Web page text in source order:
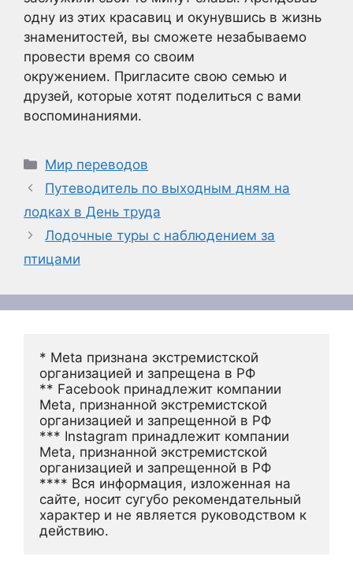
одну из этих красавиц и окунувшись в жизнь
знаменитостей, вы сможете незабываемо
провести время со своим
окружением. Пригласите свою семью и
друзей, которые хотят поделиться с вами
воспоминаниями.
Рубрики
Мир переводов
Путеводитель по выходным дням на
лодках в День труда
Лодочные туры с наблюдением за
птицами
* Meta признана экстремистской
организацией и запрещена в РФ
** Facebook принадлежит компании
Meta, признанной экстремистской
организацией и запрещенной в РФ
*** Instagram принадлежит компании
Meta, признанной экстремистской
организацией и запрещенной в РФ
**** Вся информация, изложенная на
сайте, носит сугубо рекомендательный
характер и не является руководством к
действию.